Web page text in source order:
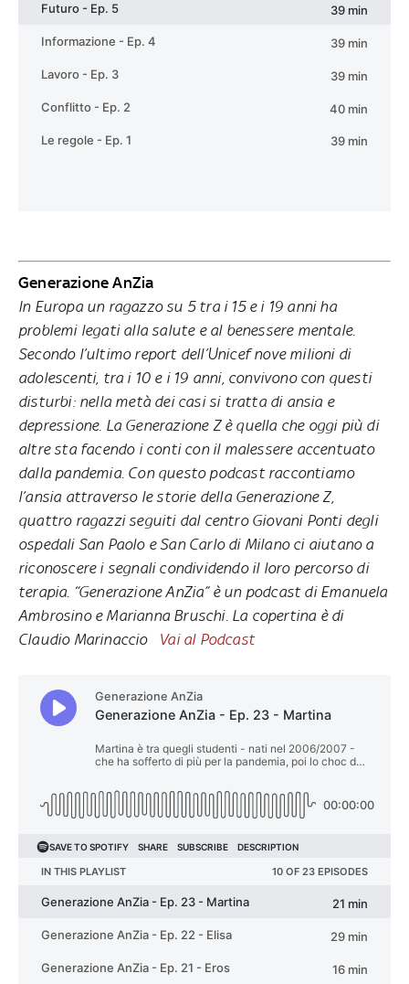
Generazione AnZia
In Europa un ragazzo su 5 tra i 15 e i 19 anni ha
problemi legati alla salute e al benessere mentale.
Secondo l’ultimo report dell’Unicef nove milioni di
adolescenti, tra i 10 e i 19 anni, convivono con questi
disturbi: nella metà dei casi si tratta di ansia e
depressione. La Generazione Z è quella che oggi più di
altre sta facendo i conti con il malessere accentuato
dalla pandemia. Con questo podcast raccontiamo
l’ansia attraverso le storie della Generazione Z,
quattro ragazzi seguiti dal centro Giovani Ponti degli
ospedali San Paolo e San Carlo di Milano ci aiutano a
riconoscere i segnali condividendo il loro percorso di
terapia. “Generazione AnZia” è un podcast di Emanuela
Ambrosino e Marianna Bruschi. La copertina è di
Claudio Marinaccio
Vai al Podcast